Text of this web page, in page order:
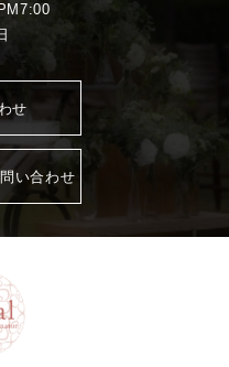
せ
い合わせ